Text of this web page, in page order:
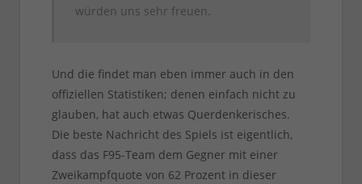
würden uns sehr freuen.
Und die findet man eben immer auch in den
offiziellen Statistiken; denen einfach nicht zu
glauben, hat auch etwas Querdenkerisches.
Die beste Nachricht des Spiels ist eigentlich,
dass das F95-Team dem Gegner mit einer
Zweikampfquote von 62 Prozent in dieser